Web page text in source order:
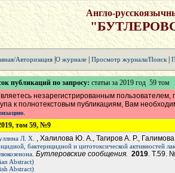
Англо-
Авторизация| О журнале| Просмотр журнала/Поиск|
публикаций по запросу: статьи за 2019 год 59 том
незарегистрированным
к полнотекстовым публикациям, Вам
.
том 59, №9
Л. Х. , Халилова Ю. А., Тагиров А. Р.,
бактерицидной и цитотоксической активностей
. Бутлеровские сообщения. 2019. Т.59.
Abstract)
Abstract)